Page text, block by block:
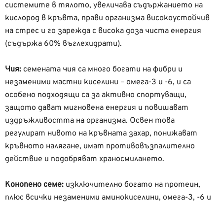
системите в тялото, увеличава съдържанието на
кислород в кръвта, прави организма високоустойчив
на стрес и го зарежда с висока доза чиста енергия
(съдържа 60% въглехидрати).
Чия: семената чия са много богати на фибри и
незаменими мастни киселини – омега-3 и -6, и са
особено подходящи са за активно спортуващи,
защото дават мигновена енергия и повишават
издръжливостта на организма. Освен това
регулират нивото на кръвната захар, понижават
кръвното налягане, имат противовъзпалително
действие и подобряват храносмилането.
Конопено семе: изключително богато на протеин,
плюс всички незаменими аминокиселини, омега-3, -6 и